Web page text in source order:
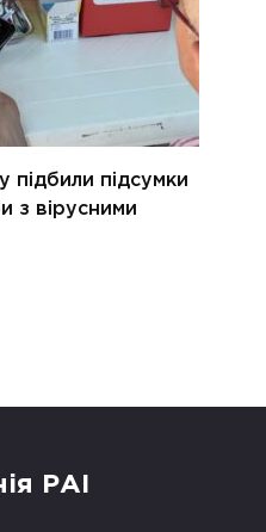
підбили підсумки
з вірусними
РАІ